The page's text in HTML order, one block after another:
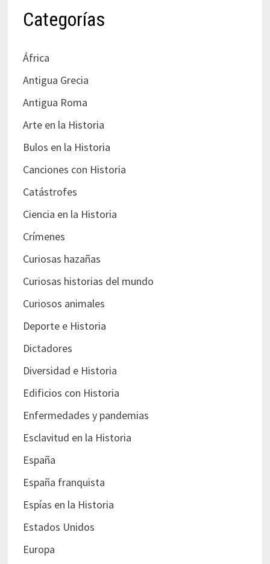
Categorías
África
Antigua Grecia
Antigua Roma
Arte en la Historia
Bulos en la Historia
Canciones con Historia
Catástrofes
Ciencia en la Historia
Crímenes
Curiosas hazañas
Curiosas historias del mundo
Curiosos animales
Deporte e Historia
Dictadores
Diversidad e Historia
Edificios con Historia
Enfermedades y pandemias
Esclavitud en la Historia
España
España franquista
Espías en la Historia
Estados Unidos
Europa